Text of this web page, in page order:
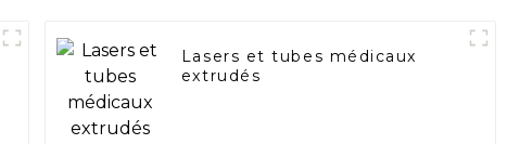
Lasers et tubes médicaux
extrudés